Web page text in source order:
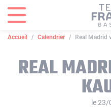
Accueil Calendrier Real Madrid
REAL
le
Panneau de gestion des cookies